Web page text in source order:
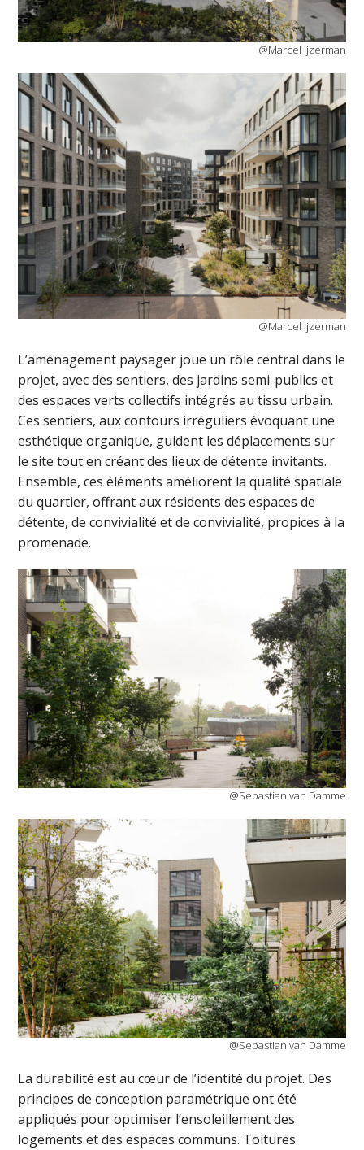
@Marcel Ijzerman
@Marcel Ijzerman
L’aménagement paysager joue un rôle central dans le
projet, avec des sentiers, des jardins semi-publics et
des espaces verts collectifs intégrés au tissu urbain.
Ces sentiers, aux contours irréguliers évoquant une
esthétique organique, guident les déplacements sur
le site tout en créant des lieux de détente invitants.
Ensemble, ces éléments améliorent la qualité spatiale
du quartier, offrant aux résidents des espaces de
détente, de convivialité et de convivialité, propices à la
promenade.
@Sebastian van Damme
@Sebastian van Damme
La durabilité est au cœur de l’identité du projet. Des
principes de conception paramétrique ont été
appliqués pour optimiser l’ensoleillement des
logements et des espaces communs. Toitures